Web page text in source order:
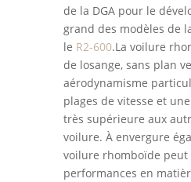
de la DGA pour le
grand des modèles de
le R2-600.La voilure
de losange, sans plan
aérodynamisme
plages de vitesse et
très supérieure aux
voilure. À envergure
voilure rhomboïde peut
performances en